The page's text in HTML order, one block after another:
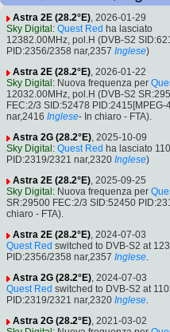
Astra 2E (28.2°E), 2026-01-29
Sky Digital : Quest Red ha lasciato
12382.00MHz, pol.H (DVB-S2
PID:2356/2358 nar,2357 Inglese)
Astra 2E (28.2°E), 2026-01-22
Sky Digital : Nuova frequenza per
12032.00MHz, pol.H (DVB-S2
FEC:2/3 SID:52478 PID:2415[MPEG-
nar,2416 Inglese- In chiaro - FTA).
Astra 2G (28.2°E), 2025-10-09
Sky Digital : Quest Red ha lasciato
PID:2319/2321 nar,2320 Inglese)
Astra 2E (28.2°E), 2025-09-25
Sky Digital : Nuova frequenza per
SR:29500 FEC:2/3 SID:52450
chiaro - FTA).
Astra 2E (28.2°E), 2024-07-03
Quest Red switched to DVB-S2 at
PID:2356/2358 nar,2357 Inglese.
Astra 2G (28.2°E), 2024-07-03
Quest Red switched to DVB-S2 at
PID:2319/2321 nar,2320 Inglese.
Astra 2G (28.2°E), 2021-03-02